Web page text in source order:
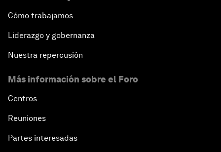
Cómo trabajamos
Liderazgo y gobernanza
Nuestra repercusión
Más información sobre el Foro
Centros
Reuniones
Partes interesadas